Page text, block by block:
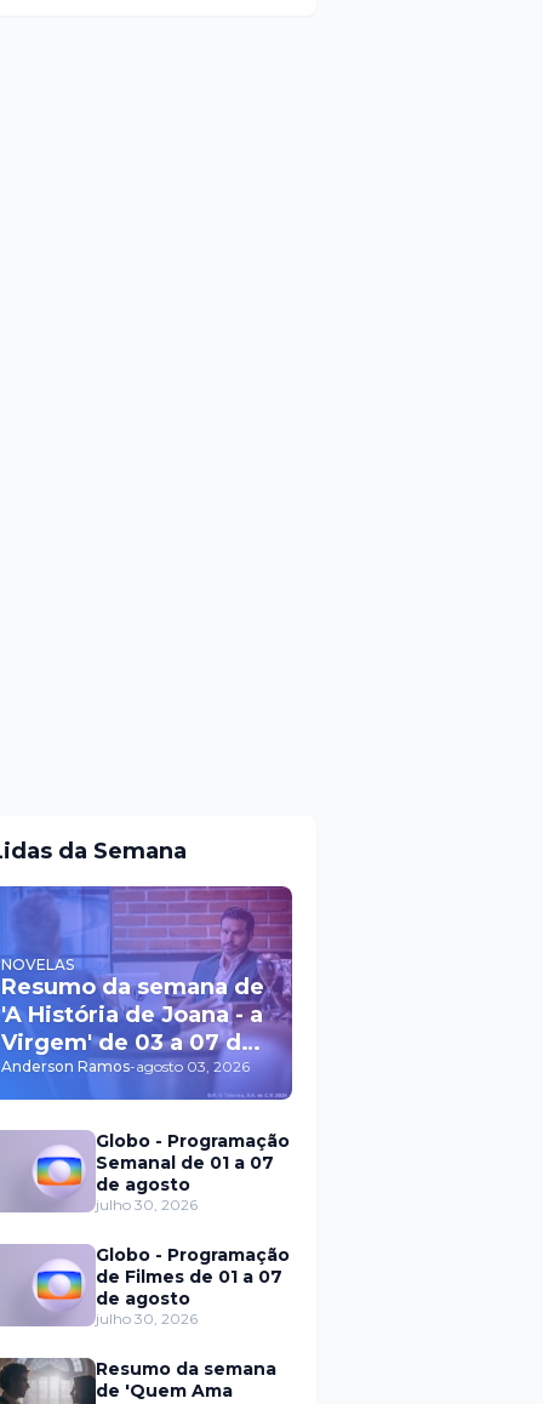
da Semana
NOVELAS
Resumo da semana de
'A História de Joana - a
Virgem' de 03 a 07 de
agosto
Anderson Ramos-agosto 03, 2026
Globo - Programação
Semanal de 01 a 07
de agosto
julho 30, 2026
Globo - Programação
de Filmes de 01 a 07
de agosto
julho 30, 2026
Resumo da semana
de 'Quem Ama